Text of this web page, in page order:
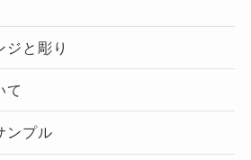
ジと彫り
て
ンプル